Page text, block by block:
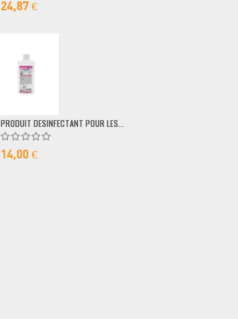
24,87 €
PRODUIT DESINFECTANT POUR LES...
14,00 €